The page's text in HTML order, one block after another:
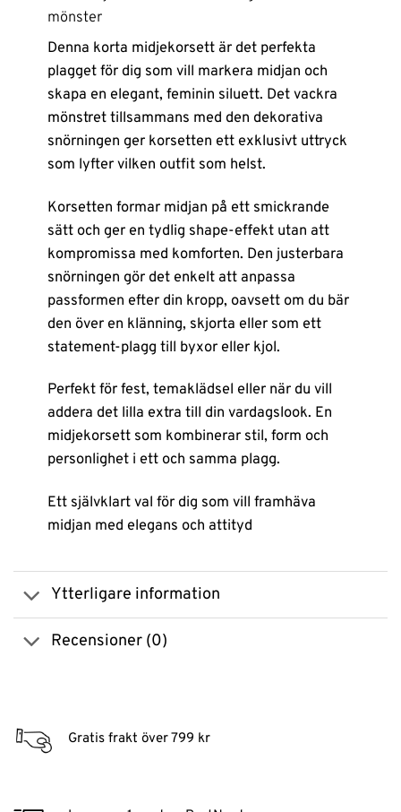
mönster
Denna korta midjekorsett är det perfekta
plagget för dig som vill markera midjan och
skapa en elegant, feminin siluett. Det vackra
mönstret tillsammans med den dekorativa
snörningen ger korsetten ett exklusivt uttryck
som lyfter vilken outfit som helst.
Korsetten formar midjan på ett smickrande
sätt och ger en tydlig shape-effekt utan att
kompromissa med komforten. Den justerbara
snörningen gör det enkelt att anpassa
passformen efter din kropp, oavsett om du bär
den över en klänning, skjorta eller som ett
statement-plagg till byxor eller kjol.
Perfekt för fest, temaklädsel eller när du vill
addera det lilla extra till din vardagslook. En
midjekorsett som kombinerar stil, form och
personlighet i ett och samma plagg.
Ett självklart val för dig som vill framhäva
midjan med elegans och attityd
Ytterligare information
Recensioner (0)
Gratis frakt över 799 kr